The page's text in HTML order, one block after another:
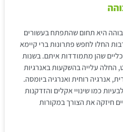
היא תחום שהתפתח בעשורים
החלו לחפש פתרונות ברי קיימא
שהן מתמודדות איתם. בשנות
החלה עלייה בהשקעות באנרגיות
אנרגיה רוחית ואנרגיה ביומסה.
כמו שינויי אקלים והזדקנות
חיזקה את הצורך במקורות